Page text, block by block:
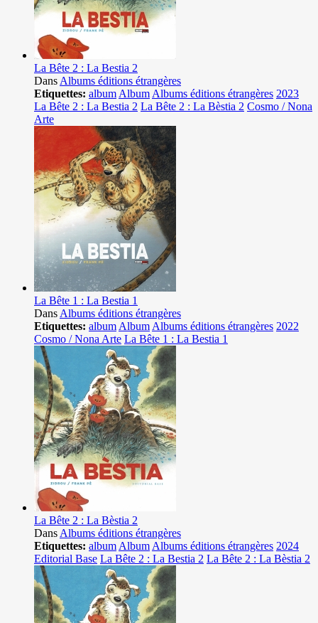
La Bête 2 : La Bestia 2
Dans Albums éditions étrangères
Etiquettes: album Album Albums éditions étrangères 2023
La Bête 2 : La Bestia 2 La Bête 2 : La Bèstia 2 Cosmo / Nona
Arte
La Bête 1 : La Bestia 1
Dans Albums éditions étrangères
Etiquettes: album Album Albums éditions étrangères 2022
Cosmo / Nona Arte La Bête 1 : La Bestia 1
La Bête 2 : La Bèstia 2
Dans Albums éditions étrangères
Etiquettes: album Album Albums éditions étrangères 2024
Editorial Base La Bête 2 : La Bestia 2 La Bête 2 : La Bèstia 2